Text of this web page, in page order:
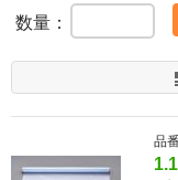
数量：
品